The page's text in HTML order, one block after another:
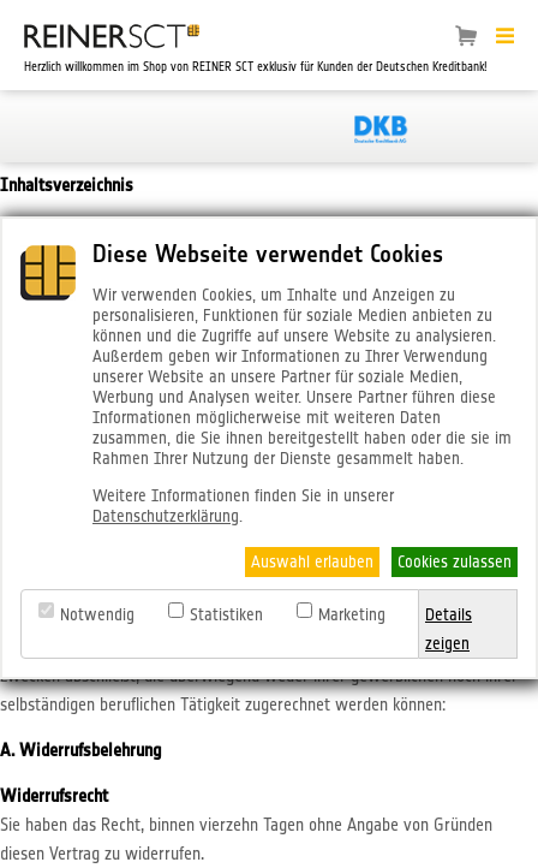
Diese Webseite verwendet Cookies
Wir verwenden Cookies, um Inhalte und Anzeigen zu
personalisieren, Funktionen für soziale Medien anbieten zu
können und die Zugriffe auf unsere Website zu analysieren.
Außerdem geben wir Informationen zu Ihrer Verwendung
unserer Website an unsere Partner für soziale Medien,
Werbung und Analysen weiter. Unsere Partner führen diese
Informationen möglicherweise mit weiteren Daten
zusammen, die Sie ihnen bereitgestellt haben oder die sie im
Rahmen Ihrer Nutzung der Dienste gesammelt haben.
Weitere Informationen finden Sie in unserer
Datenschutzerklärung
Auswahl erlauben Cookies zulassen
Notwendig Statistiken Marketing
Details
zeigen
Herzlich willkommen im Shop von REINER SCT exklusiv für Kunden der Deutschen Kreditbank!
Inhaltsverzeichnis
2. Widerrufsbelehrung für Verträge über die Lieferung von nicht auf einem
körperlichen Datenträger befindlichen Daten, die in digitaler Form hergestellt
und bereitgestellt werden
1. Widerrufsbelehrung für Verträge zur
Lieferung von Waren
Verbrauchern, deren Vertragserklärung auf einen Vertrag zur Lieferung von
Waren gerichtet ist, steht ein Widerrufsrecht nach folgender Maßgabe zu,
wobei Verbraucher jede natürliche Person ist, die ein Rechtsgeschäft zu
Zwecken abschließt, die überwiegend weder ihrer gewerblichen noch ihrer
selbständigen beruflichen Tätigkeit zugerechnet werden können:
A. Widerrufsbelehrung
Widerrufsrecht
Sie haben das Recht, binnen vierzehn Tagen ohne Angabe von Gründen
diesen Vertrag zu widerrufen.